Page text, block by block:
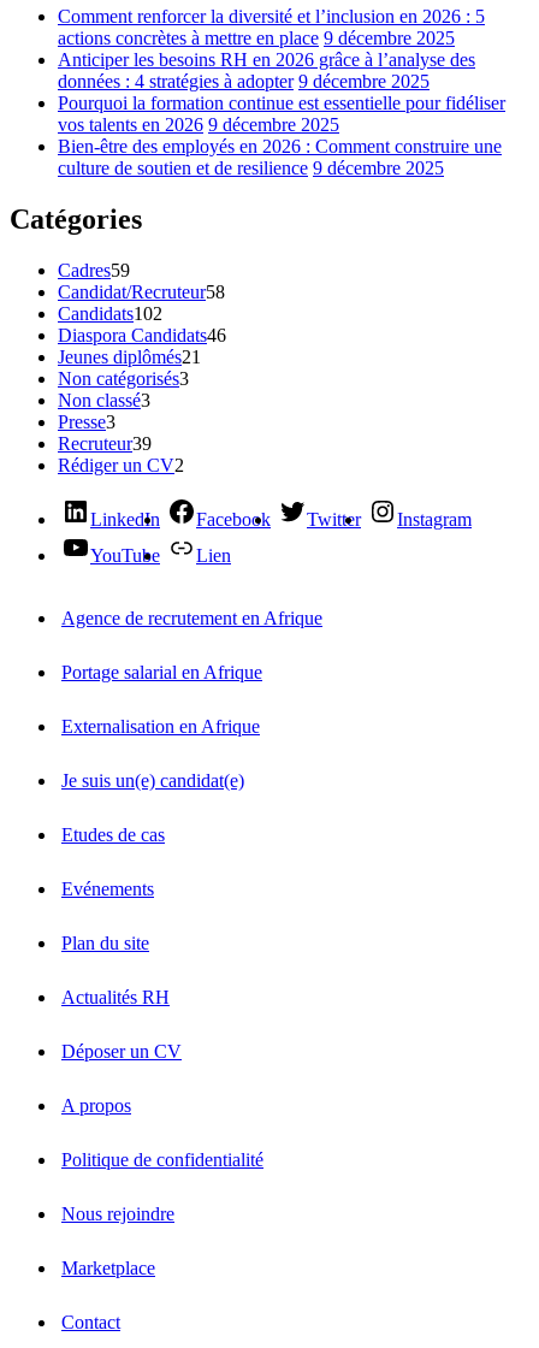
Comment renforcer la diversité et l’inclusion en 2026 : 5
actions concrètes à mettre en place 9 décembre 2025
Anticiper les besoins RH en 2026 grâce à l’analyse des
données : 4 stratégies à adopter 9 décembre 2025
Pourquoi la formation continue est essentielle pour fidéliser
vos talents en 2026 9 décembre 2025
Bien-être des employés en 2026 : Comment construire une
culture de soutien et de resilience 9 décembre 2025
Catégories
Cadres59
Candidat/Recruteur58
Candidats102
Diaspora Candidats46
Jeunes diplômés21
Non catégorisés3
Non classé3
Presse3
Recruteur39
Rédiger un CV2
LinkedIn Facebook Twitter
Instagram
YouTube
Lien
Agence de recrutement en Afrique
Portage salarial en Afrique
Externalisation en Afrique
Je suis un(e) candidat(e)
Etudes de cas
Evénements
Plan du site
Actualités RH
Déposer un CV
A propos
Politique de confidentialité
Nous rejoindre
Marketplace
Contact